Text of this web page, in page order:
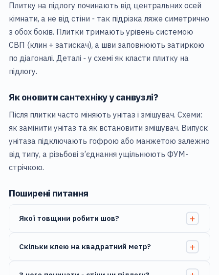
Плитку на підлогу починають від центральних осей
кімнати, а не від стіни - так підрізка ляже симетрично
з обох боків. Плитки тримають урівень системою
СВП (клин + затискач), а шви заповнюють затиркою
по діагоналі. Деталі - у схемі як класти плитку на
підлогу.
Як оновити сантехніку у санвузлі?
Після плитки часто міняють унітаз і змішувач. Схеми:
як замінити унітаз та як встановити змішувач. Випуск
унітаза підключають гофрою або манжетою залежно
від типу, а різьбові з’єднання ущільнюють ФУМ-
стрічкою.
Поширені питання
Якої товщини робити шов?
Скільки клею на квадратний метр?